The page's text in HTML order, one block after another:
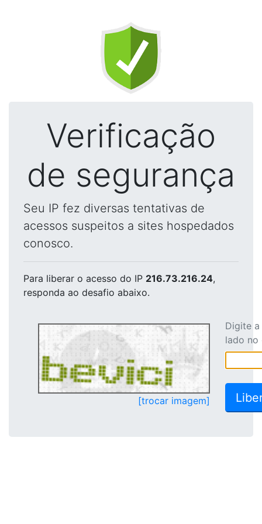
Verificação
de segurança
Seu IP fez diversas tentativas de
acessos suspeitos a sites hospedados
conosco.
Para liberar o acesso do IP 216.73.216.24,
responda ao desafio abaixo.
[trocar imagem]
Digite
lado no